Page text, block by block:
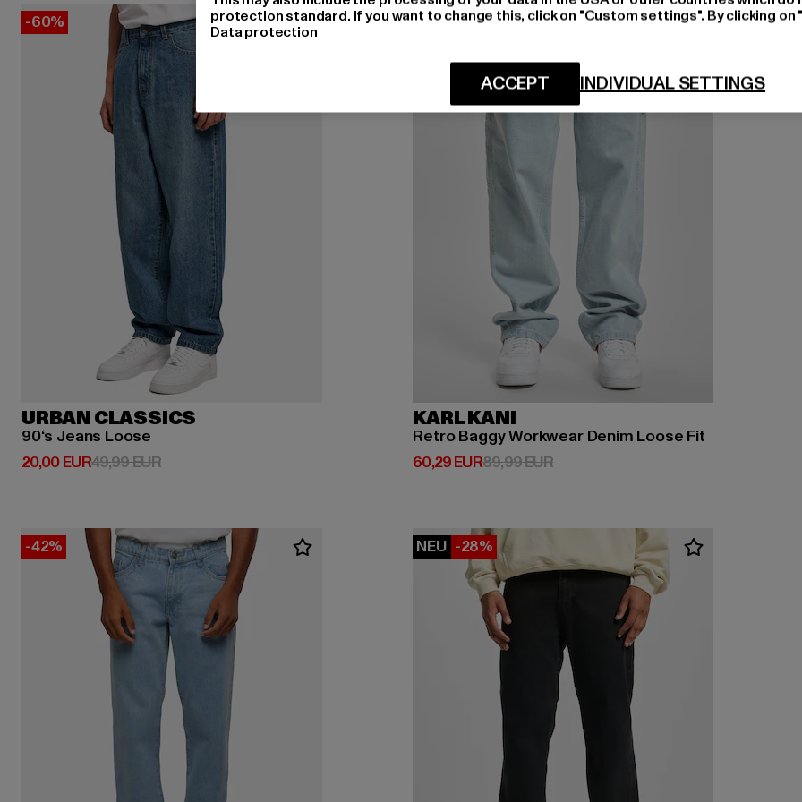
-60%
URBAN CLASSICS
90‘s Jeans Loose
20,00 EUR
Derzeitiger Preis: 20,00 EUR
49,99 EURAktionspreis: 49,99 EUR
NEU -33%
KARL KANI
Retro Baggy Workwear Denim Loose Fit
60,29 EUR
Derzeitiger Preis: 60,29 EUR
89,99 EURAktionspreis: 89,99 EUR
-42% NEU -28%
protection standard. If you want to change this, click on "Custom settings". By clicking
Data protection
INDIVIDUAL SETTINGS
ACCEPT